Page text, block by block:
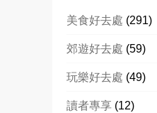
美食好去處 (291)
郊遊好去處 (59)
玩樂好去處 (49)
讀者專享 (12)